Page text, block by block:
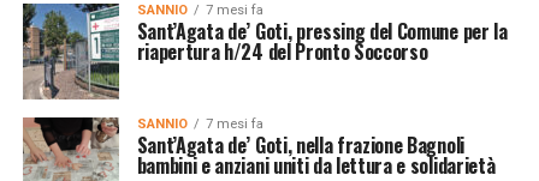
SANNIO 7 mesi fa
Sant’Agata de’ Goti, pressing del Comune per la
riapertura h/24 del Pronto Soccorso
SANNIO 7 mesi fa
Sant’Agata de’ Goti, nella frazione Bagnoli
bambini e anziani uniti da lettura e solidarietà